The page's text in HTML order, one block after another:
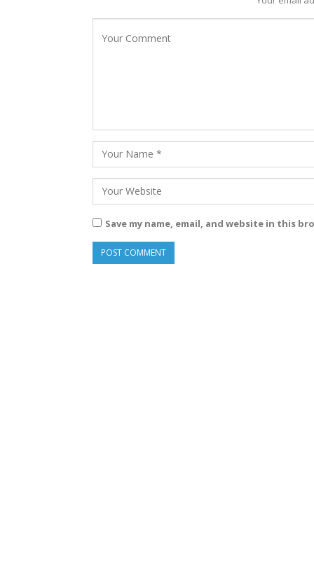
Save my name, email, and website in this